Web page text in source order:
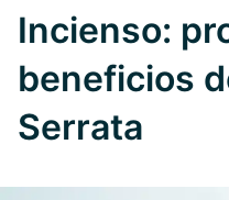
Incienso:
beneficios
Serrata